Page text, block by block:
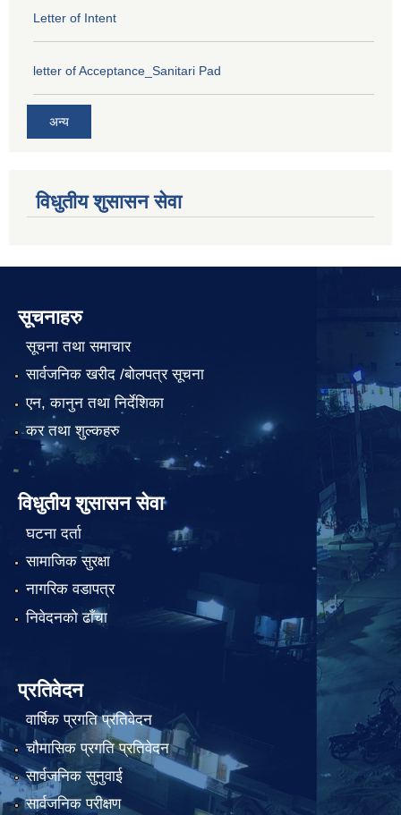
Letter of Intent
letter of Acceptance_Sanitari Pad
अन्य
विधुतीय शुसासन सेवा
सूचनाहरु
सूचना तथा समाचार
सार्वजनिक खरीद /बोलपत्र सूचना
एन, कानुन तथा निर्देशिका
कर तथा शुल्कहरु
विधुतीय शुसासन सेवा
घटना दर्ता
सामाजिक सुरक्षा
नागरिक वडापत्र
निवेदनको ढाँचा
प्रतिवेदन
वार्षिक प्रगति प्रतिवेदन
चौमासिक प्रगति प्रतिवेदन
सार्वजनिक सुनुवाई
सार्वजनिक परीक्षण